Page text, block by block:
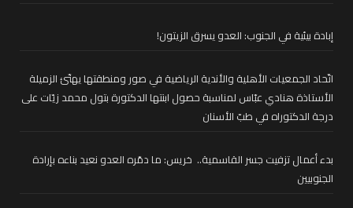
إبادة بيئية في الجنوب: العدو يسرق الزيتون!
اتّحاد الجمعيات الأهلية والأندية الرياضية في صور ومنطقتها يهنّئ الزميلة
الأستاذة هنادي عبّاس لمناسبة حصول ابنتها الدكتورة بتول محمد زيّات على
درجة الدكتوراه في طبّ الأسنان
بدء أعمال تزفيت جسر القاسمية.. خريس: ما دمّره العدو نعيد بناءه بإرادة
الجنوبيين